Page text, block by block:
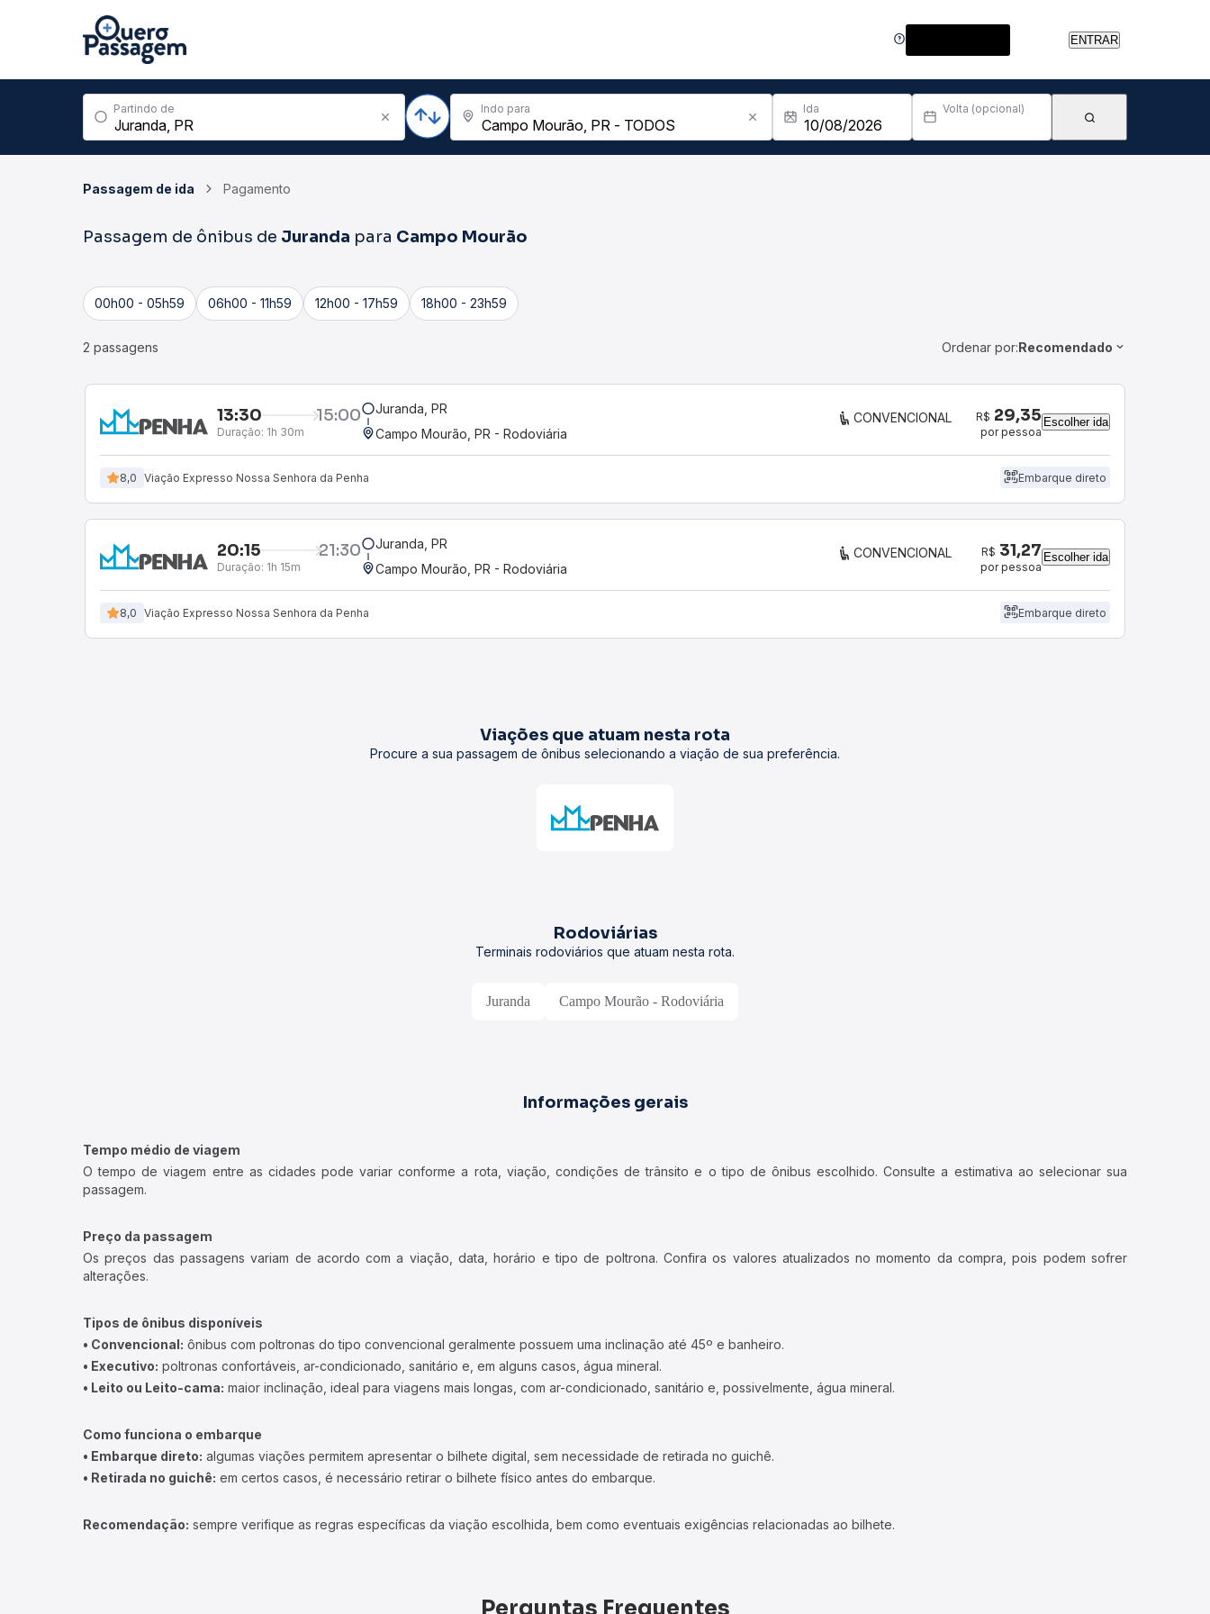
ENTRAR
Partindo de Indo para Ida Volta (opcional)
Passagem de ida Pagamento
Passagem de ônibus de Juranda para Campo Mourão
00h00 - 05h59 06h00 - 11h59 12h00 - 17h59 18h00 - 23h59
2 passagens Ordenar por:Recomendado
13:30 15:00
Duração: 1h 30m
Juranda, PR
Campo Mourão, PR - Rodoviária
CONVENCIONAL R$ 29,35
por pessoa
Escolher ida
8,0 Viação Expresso Nossa Senhora da Penha Embarque direto
20:15 21:30
Duração: 1h 15m
Juranda, PR
Campo Mourão, PR - Rodoviária
CONVENCIONAL R$ 31,27
por pessoa
Escolher ida
8,0 Viação Expresso Nossa Senhora da Penha Embarque direto
Viações que atuam nesta rota
Procure a sua passagem de ônibus selecionando a viação de sua preferência.
Rodoviárias
Terminais rodoviários que atuam nesta rota.
Juranda Campo Mourão - Rodoviária
Informações gerais
Tempo médio de viagem
O tempo de viagem entre as cidades pode variar conforme a rota, viação, condições de trânsito e o tipo de ônibus escolhido. Consulte a estimativa ao selecionar sua
passagem.
Preço da passagem
Os preços das passagens variam de acordo com a viação, data, horário e tipo de poltrona. Confira os valores atualizados no momento da compra, pois podem sofrer
alterações.
Tipos de ônibus disponíveis
• Convencional: ônibus com poltronas do tipo convencional geralmente possuem uma inclinação até 45º e banheiro.
• Executivo: poltronas confortáveis, ar-condicionado, sanitário e, em alguns casos, água mineral.
• Leito ou Leito-cama: maior inclinação, ideal para viagens mais longas, com ar-condicionado, sanitário e, possivelmente, água mineral.
Como funciona o embarque
• Embarque direto: algumas viações permitem apresentar o bilhete digital, sem necessidade de retirada no guichê.
• Retirada no guichê: em certos casos, é necessário retirar o bilhete físico antes do embarque.
Recomendação: sempre verifique as regras específicas da viação escolhida, bem como eventuais exigências relacionadas ao bilhete.
Perguntas Frequentes